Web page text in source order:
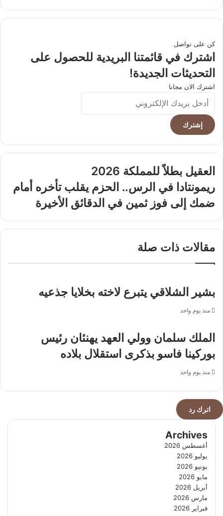
كن على تواصل
اشترك في قائمتنا البريدية للحصول على
التحديثات الجديدة!
اشترك الان مجانا
أدخل
بريدك
الإلكتروني
العقيل
للمملكة
العقيل بطلاً للمملكة 2026
ريمونتادا
في
الرس..
أمام
إلى
ثمين
في
الدقائق
ريمونتادا في الرس.. الحزم يقلب تأخره أمام
ضمك إلى فوز ثمين في الدقائق الأخيرة
مقالات ذات صلة
بشير الشلاقي يتبرع لاخته بخلايا جذعيه
منذ يوم واحد
الملك سلمان وولي العهد يهنئان رئيس
بوركينا فاسو بذكرى استقلال بلاده
منذ يوم واحد
اترك رد
Archives
أغسطس 2026
يوليو 2026
يونيو 2026
مايو 2026
أبريل 2026
مارس 2026
فبراير 2026